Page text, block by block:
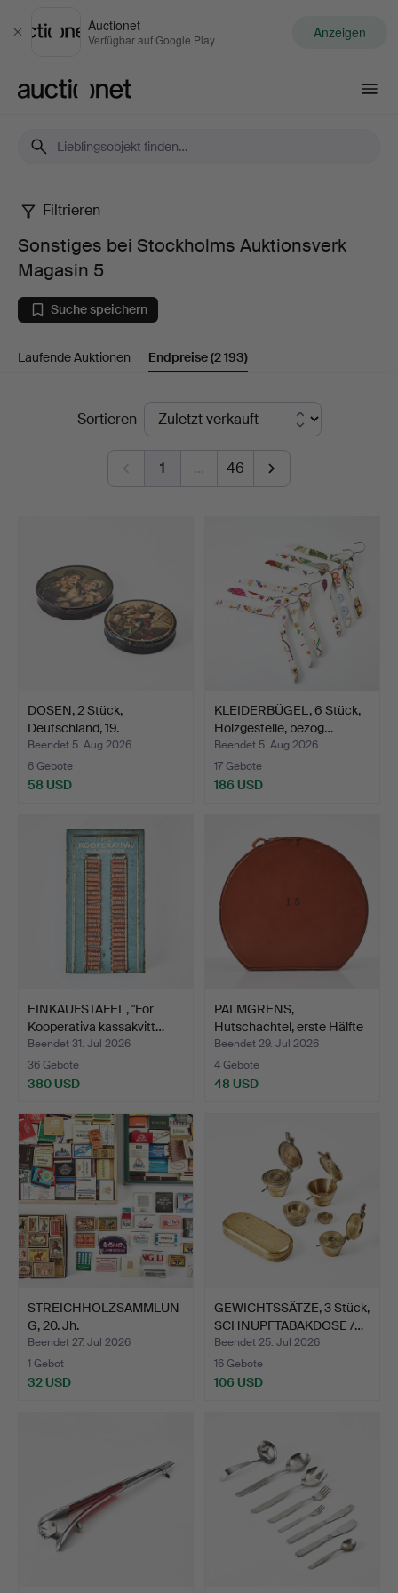
Schließen
Auctionet
Verfügbar auf Google Play Anzeigen
Sonstiges
bei
Stockholms
Auktionsverk
Filtrieren
Sonstiges bei Stockholms Auktionsverk
Magasin 5
Suche speichern
Laufende Auktionen Endpreise(2 193)
EndpreiseSortieren
1 … 46
DOSEN, 2 Stück,
Deutschland, 19.
Jahrhunde…
Beendet 5. Aug 2026
6 Gebote
58 USD
KLEIDERBÜGEL, 6 Stück,
Holzgestelle, bezog…
Beendet 5. Aug 2026
17 Gebote
186 USD
EINKAUFSTAFEL, "För
Kooperativa kassakvitt…
Beendet 31. Jul 2026
36 Gebote
380 USD
PALMGRENS,
Hutschachtel, erste Hälfte
des …
Beendet 29. Jul 2026
4 Gebote
48 USD
STREICHHOLZSAMMLUN
G, 20. Jh.
Beendet 27. Jul 2026
1 Gebot
32 USD
GEWICHTSSÄTZE, 3 Stück,
SCHNUPFTABAKDOSE /…
Beendet 25. Jul 2026
16 Gebote
106 USD